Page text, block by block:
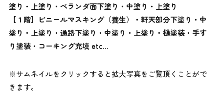
塗り・上塗り ・ ベランダ面下塗り・中塗り・上塗り
【１階】
ビニールマスキング（養生）
・軒天部分下塗り・中
塗り・上塗り ・ 通路下塗り・中塗り・ 上塗り・ 樋塗装・手す
り塗装・コーキング充填etc…
※サムネイルをクリックすると拡大写真をご覧頂くことがで
きます。